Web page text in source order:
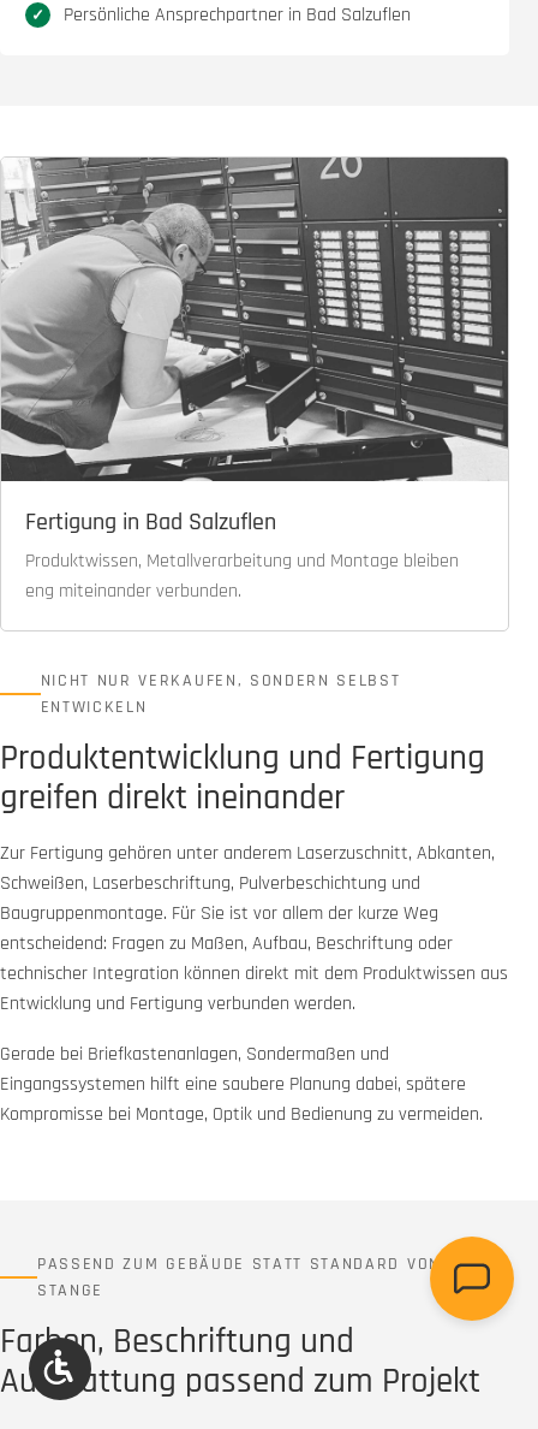
Persönliche Ansprechpartner in Bad Salzuflen
Fertigung in Bad Salzuflen
Produktwissen, Metallverarbeitung und Montage bleiben
eng miteinander verbunden.
NICHT NUR VERKAUFEN, SONDERN SELBST
ENTWICKELN
Produktentwicklung und Fertigung
greifen direkt ineinander
Zur Fertigung gehören unter anderem Laserzuschnitt, Abkanten,
Schweißen, Laserbeschriftung, Pulverbeschichtung und
Baugruppenmontage. Für Sie ist vor allem der kurze Weg
entscheidend: Fragen zu Maßen, Aufbau, Beschriftung oder
technischer Integration können direkt mit dem Produktwissen aus
Entwicklung und Fertigung verbunden werden.
Gerade bei Briefkastenanlagen, Sondermaßen und
Eingangssystemen hilft eine saubere Planung dabei, spätere
Kompromisse bei Montage, Optik und Bedienung zu vermeiden.
PASSEND ZUM GEBÄUDE STATT STANDARD VON DER
STANGE
Farben, Beschriftung und
Ausstattung passend zum Projekt
Werkzeugleiste anzeigen